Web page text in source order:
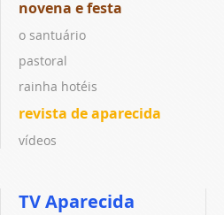
novena e festa
o santuário
pastoral
rainha hotéis
revista de aparecida
vídeos
TV Aparecida